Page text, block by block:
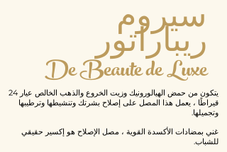
سيروم
ريباراتور
De Beaute de Luxe
يتكون من حمض الهيالورونيك وزيت الخروع والذهب الخالص عيار 24
قيراطًا ، يعمل هذا المصل على إصلاح بشرتك وتنشيطها وترطيبها
وتجميلها.
غني بمضادات الأكسدة القوية ، مصل الإصلاح هو إكسير حقيقي
للشباب.